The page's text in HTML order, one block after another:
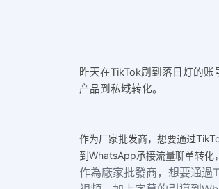
昨天在TikTok刷到落日灯的
产品到私域转化。
作为厂家批发商，想要通过
到WhatsApp承接流量聊单转化
作為廠家批發商，想要通過